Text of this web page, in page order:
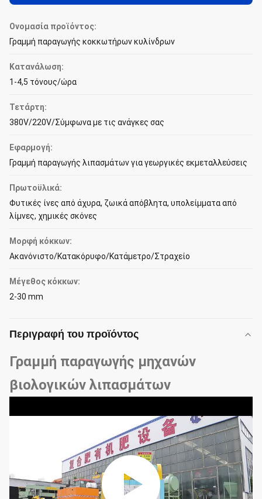
Ονομασία προϊόντος:
Γραμμή παραγωγής κοκκωτήρων κυλίνδρων
Κατανάλωση:
1-4,5 τόνους/ώρα
Τετάρτη:
380V/220V/Σύμφωνα με τις ανάγκες σας
Εφαρμογή:
Γραμμή παραγωγής λιπασμάτων για γεωργικές εκμεταλλεύσεις
Πρωτοϋλικά:
Φυτικές ίνες από άχυρα, ζωικά απόβλητα, υπολείμματα από
λίμνες, χημικές σκόνες
Μορφή κόκκων:
Ακανόνιστο/Κατακόρυφο/Κατάμετρο/Στραχείο
Μέγεθος κόκκων:
2-30 mm
Περιγραφή του προϊόντος
Γραμμή παραγωγής μηχανών
βιολογικών λιπασμάτων